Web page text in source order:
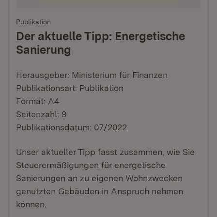
Publikation
Der aktuelle Tipp: Energetische
Sanierung
Herausgeber: Ministerium für Finanzen
Publikationsart: Publikation
Format: A4
Seitenzahl: 9
Publikationsdatum: 07/2022
Unser aktueller Tipp fasst zusammen, wie Sie
Steuerermäßigungen für energetische
Sanierungen an zu eigenen Wohnzwecken
genutzten Gebäuden in Anspruch nehmen
können.